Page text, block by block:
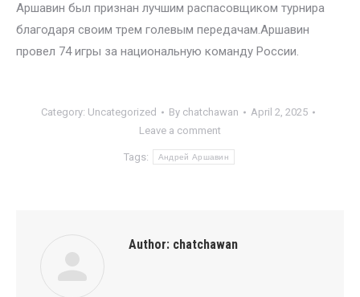
Аршавин был признан лучшим распасовщиком турнира
благодаря своим трем голевым передачам.Аршавин
провел 74 игры за национальную команду России.
Category: Uncategorized By chatchawan
April 2, 2025
Leave a comment
Tags: Андрей Аршавин
Author: chatchawan